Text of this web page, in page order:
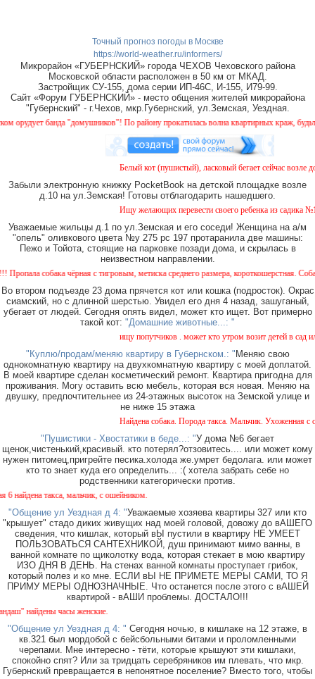
Точный прогноз погоды в Москве
https://world-weather.ru/informers/
Микрорайон «ГУБЕРНСКИЙ» города ЧЕХОВ Чеховского района
Московской области расположен в 50 км от МКАД.
Застройщик СУ-155, дома серии ИП-46С, И-155, И79-99.
Сайт «Форум ГУБЕРНСКИЙ» - место общения жителей микрорайона
"Губернский" - г.Чехов, мкр.Губернский, ул.Земская, Уездная.
банда "домушников"! По району прокатилась волна квартирных краж, будьте
Белый кот (пушистый), ласковый бегает сейчас возле
Забыли электронную книжку PocketBook на детской площадке возле
д.10 на ул.Земская! Готовы отблагодарить нашедшего.
Ищу желающих перевести своего ребенка из садика
Уважаемые жильцы д.1 по ул.Земская и его соседи! Женщина на а/м
"опель" оливкового цвета №у 275 рс 197 протаранила две машины:
Пежо и Тойота, стоящие на парковке позади дома, и скрылась в
неизвестном направлении.
собака чёрная с тигровым, метиска среднего размера, короткошерстная. Собака
Во втором подъезде 23 дома прячется кот или кошка (подросток). Окрас
сиамский, но с длинной шерстью. Увидел его дня 4 назад, зашуганый,
убегает от людей. Сегодня опять видел, может кто ищет. Вот примерно
такой кот: "Домашние животные...: "
ищу попутчиков . может кто утром возит детей в сад
"Куплю/продам/меняю квартиру в Губернском.: " Меняю свою
однокомнатную квартиру на двухкомнатную квартиру с моей доплатой.
В моей квартире сделан косметический ремонт. Квартира пригодна для
проживания. Могу оставить всю мебель, которая вся новая. Меняю на
двушку, предпочтительнее из 24-этажных высоток на Земской улице и
не ниже 15 этажа
Найдена собака. Порода такса. Мальчик. Ухоженная с
"Пушистики - Хвостатики в беде...: "У дома №6 бегает
щенок,чистенький,красивый. кто потерял?отзовитесь.... или может кому
нужен питомец,пригрейте песика.холода же.умрет бедолага. или может
кто то знает куда его определить... :( хотела забрать себе но
родственники категорически против.
такса, мальчик, с ошейником.
"Общение ул Уездная д 4: "Уважаемые хозяева квартиры 327 или кто
"крышует" стадо диких живущих над моей головой, довожу до вАШЕГО
сведения, что кишлак, который вЫ пустили в квартиру НЕ УМЕЕТ
ПОЛЬЗОВАТЬСЯ САНТЕХНИКОЙ, душ принимают мимо ванны, в
ванной комнате по щиколотку вода, которая стекает в мою квартиру
ИЗО ДНЯ В ДЕНЬ. На стенах ванной комнаты проступает грибок,
который полез и ко мне. ЕСЛИ вЫ НЕ ПРИМЕТЕ МЕРЫ САМИ, ТО Я
ПРИМУ МЕРЫ ОДНОЗНАЧНЫЕ. Что останется после этого с вАШЕЙ
квартирой - вАШИ проблемы. ДОСТАЛО!!!
найдены часы женские.
"Общение ул Уездная д 4: " Сегодня ночью, в кишлаке на 12 этаже, в
кв.321 был мордобой с бейсбольными битами и проломленными
черепами. Мне интересно - тёти, которые крышуют эти кишлаки,
спокойно спят? Или за тридцать серебряников им плевать, что мкр.
Губернский превращается в непонятное поселение? Вместо того, чтобы